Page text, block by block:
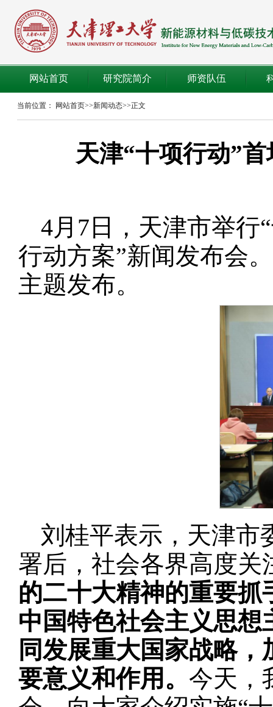
网站首页 研究院简介 师资队伍
当前位置： 网站首页>>新闻动态>>正文
天津“十项行动”
4月7日，天津市举行
行动方案”新闻发布会
主题发布。
刘桂平表示，天津市
署后，社会各界高度关
的二十大精神的重要
中国特色社会主义思
同发展重大国家战略
要意义和作用。 今天，